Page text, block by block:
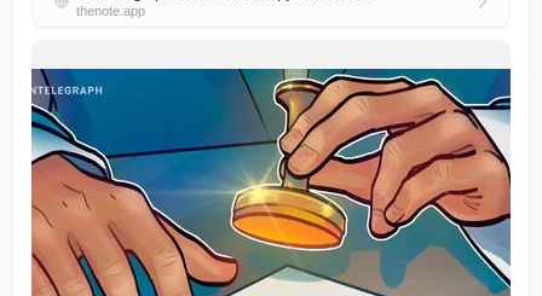
thenote.app